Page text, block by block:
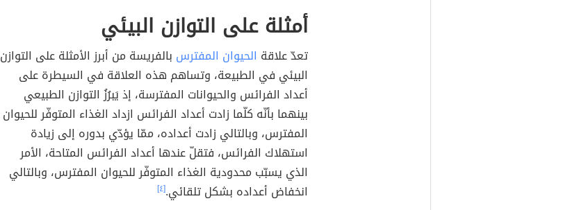
أمثلة على التوازن البيئي
تعدّ علاقة الحيوان المفترس بالفريسة من أبرز الأمثلة على التوازن
البيئي في الطبيعة، وتساهم هذه العلاقة في السيطرة على
أعداد الفرائس والحيوانات المفترسة، إذ يَبرُزُ التوازن الطبيعي
بينهما بأنّه كلّما زادت أعداد الفرائس ازداد الغذاء المتوفّر للحيوان
المفترس، وبالتالي زادت أعداده، ممّا يؤدّي بدوره إلى زيادة
استهلاك الفرائس، فتقلّ عندها أعداد الفرائس المتاحة، الأمر
الذي يسبّب محدودية الغذاء المتوفّر للحيوان المفترس، وبالتالي
انخفاض أعداده بشكل تلقائي.[٤]